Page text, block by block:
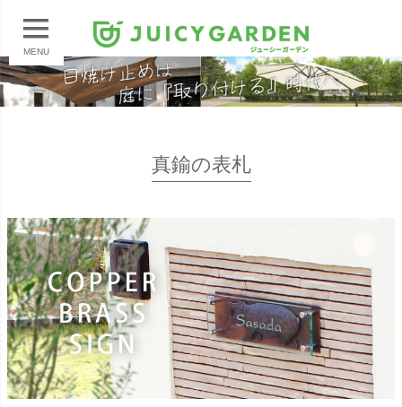
MENU
真鍮の表札